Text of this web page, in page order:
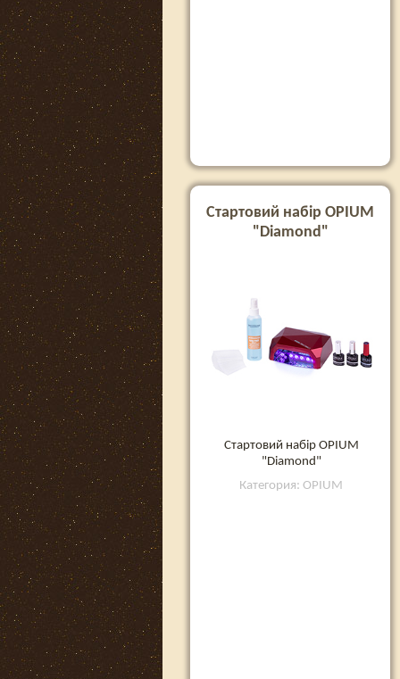
Стартовий набір OPIUM
"Diamond"
Стартовий набір OPIUM
"Diamond"
Категория: OPIUM